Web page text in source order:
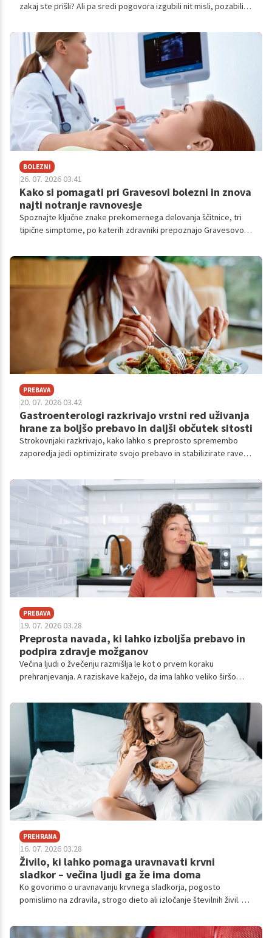
zakaj ste prišli? Ali pa sredi pogovora izgubili nit misli, pozabili
elektronsko sporočilo? Če se vam to dogaja pogosteje kot
običajno, še ne pomeni, da je z vašimi možgani nekaj narobe.
BOLEZNI
26. 07. 2026 03.41
Kako si pomagati pri Gravesovi bolezni in znova
najti notranje ravnovesje
Spoznajte ključne znake prekomernega delovanja ščitnice, tri
tipične simptome, po katerih zdravniki prepoznajo Gravesovo
PREBAVA
20. 07. 2026 03.42
Gastroenterologi razkrivajo vrstni red uživanja
hrane za boljšo prebavo in daljši občutek sitosti
Strokovnjaki razkrivajo, kako lahko s preprosto spremembo
zaporedja jedi optimizirate svojo prebavo in stabilizirate raven
PREBAVA
19. 07. 2026 03.28
Preprosta navada, ki lahko izboljša prebavo in
podpira zdravje možganov
Večina ljudi o žvečenju razmišlja le kot o prvem koraku
prehranjevanja. A raziskave kažejo, da ima lahko veliko širšo
občutek sitosti, delovanje možganov in raven stresa.
PREHRANA
16. 07. 2026 03.28
Živilo, ki lahko pomaga uravnavati krvni
sladkor – večina ljudi ga že ima doma
Ko govorimo o uravnavanju krvnega sladkorja, pogosto
pomislimo na zdravila, strogo dieto ali izločanje številnih živil. V
preproste spremembe v vsakodnevni prehrani.